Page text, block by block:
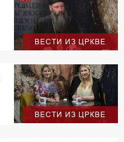
ВЕСТИ ИЗ ЦРКВЕ
ВЕСТИ ИЗ ЦРКВЕ